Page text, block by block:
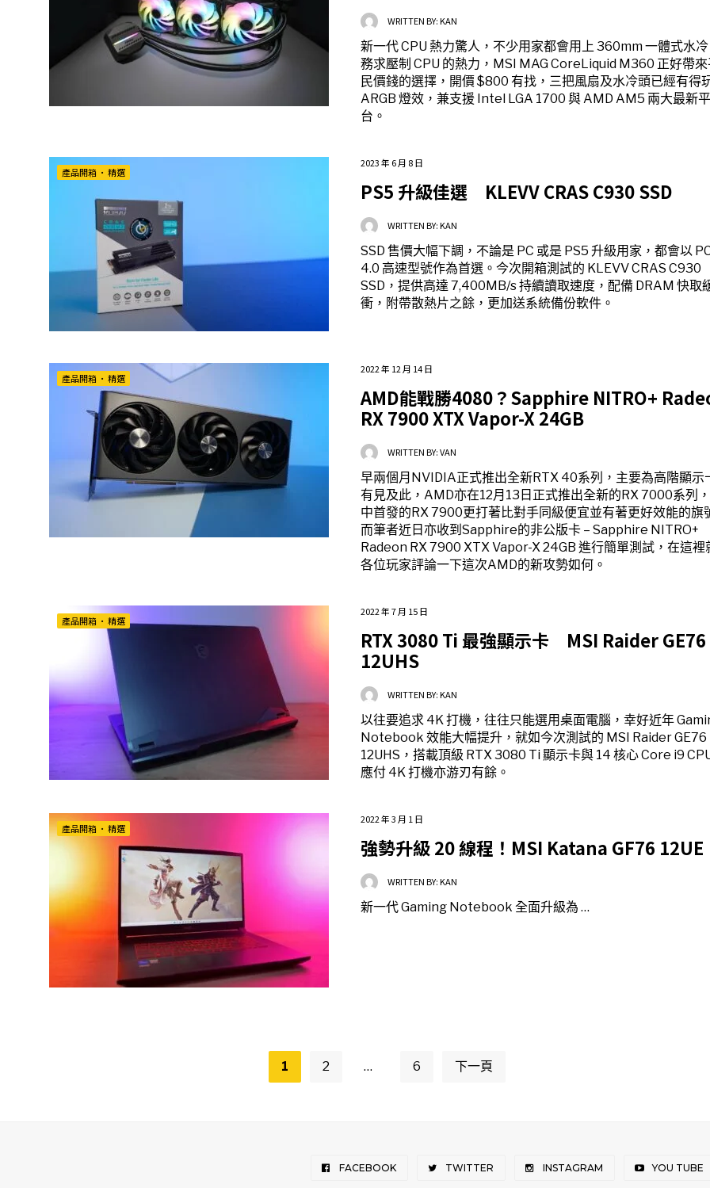
WRITTEN BY:KAN
新一代 CPU 熱力驚人，不少用家都會用上 360mm 一體式水冷
務求壓制 CPU 的熱力，MSI MAG CoreLiquid M360 正好帶
民價錢的選擇，開價 $800 有找，三把風扇及水冷頭已經有得
ARGB 燈效，兼支援 Intel LGA 1700 與 AMD AM5 兩大最新平
台。
產品開箱 • 精選
2023 年 6 月 8 日
PS5 升級佳選 KLEVV CRAS C930 SSD
WRITTEN BY:KAN
SSD 售價大幅下調，不論是 PC 或是 PS5 升級用家，都會以
4.0 高速型號作為首選。今次開箱測試的 KLEVV CRAS C930
SSD，提供高達 7,400MB/s 持續讀取速度，配備 DRAM 快取
衝，附帶散熱片之餘，更加送系統備份軟件。
產品開箱 • 精選
2022 年 12 月 14 日
AMD能戰勝4080？Sapphire NITRO+
RX 7900 XTX Vapor-X 24GB
WRITTEN BY:VAN
早兩個月NVIDIA正式推出全新RTX 40系列，主要為高階顯示
有見及此，AMD亦在12月13日正式推出全新的RX 7000系列
中首發的RX 7900更打著比對手同級便宜並有著更好效能的旗
而筆者近日亦收到Sapphire的非公版卡 – Sapphire NITRO+
Radeon RX 7900 XTX Vapor-X 24GB 進行簡單測試，在這裡
各位玩家評論一下這次AMD的新攻勢如何。
產品開箱 • 精選
2022 年 7 月 15 日
RTX 3080 Ti 最強顯示卡 MSI Raider GE76
12UHS
WRITTEN BY:KAN
以往要追求 4K 打機，往往只能選用桌面電腦，幸好近年
Notebook 效能大幅提升，就如今次測試的 MSI Raider GE76
12UHS，搭載頂級 RTX 3080 Ti 顯示卡與 14 核心 Core i9
應付 4K 打機亦游刃有餘。
產品開箱 • 精選
2022 年 3 月 1 日
強勢升級 20 線程！MSI Katana GF76 12UE
WRITTEN BY:KAN
新一代 Gaming Notebook 全面升級為 …
1 2 ... 6 下一頁
FACEBOOK TWITTER INSTAGRAM YOU TUBE